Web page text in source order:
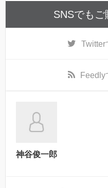
SNSでもご
Twitter
Feedly
神谷俊一郎